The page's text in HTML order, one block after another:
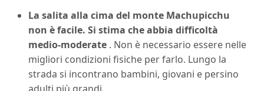
La salita alla cima del monte Machupicchu
non è facile. Si stima che abbia difficoltà
medio-moderate . Non è necessario essere nelle
migliori condizioni fisiche per farlo. Lungo la
strada si incontrano bambini, giovani e persino